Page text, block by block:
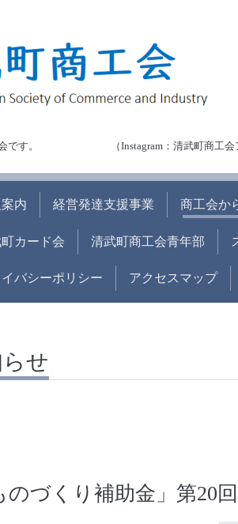
工会です。 （Instagram：清武町商工会
内 経営発達支援事業 商工会か
カード会 清武町商工会青年部
バシーポリシー アクセスマップ
せ
のづくり補助金」第20